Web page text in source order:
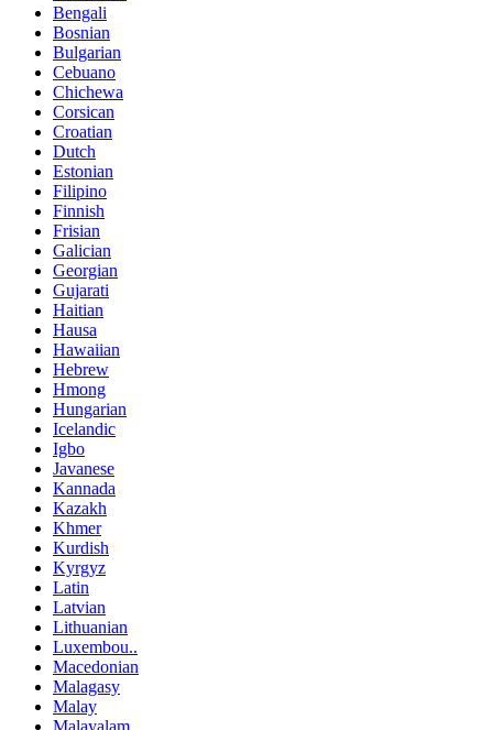
Bengali
Bosnian
Bulgarian
Cebuano
Chichewa
Corsican
Croatian
Dutch
Estonian
Filipino
Finnish
Frisian
Galician
Georgian
Gujarati
Haitian
Hausa
Hawaiian
Hebrew
Hmong
Hungarian
Icelandic
Igbo
Javanese
Kannada
Kazakh
Khmer
Kurdish
Kyrgyz
Latin
Latvian
Lithuanian
Luxembou..
Macedonian
Malagasy
Malay